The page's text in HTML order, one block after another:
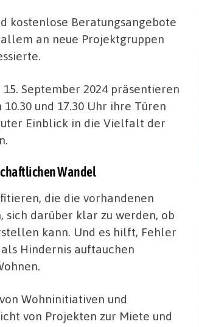
kostenlose Beratungsangebote
an neue Projektgruppen
September 2024 präsentieren
und 17.30 Uhr ihre Türen
Einblick in die Vielfalt der
Wandel
die die vorhandenen
sich darüber klar zu werden, ob
kann. Und es hilft, Fehler
Hindernis auftauchen
Wohninitiativen und
von Projekten zur Miete und